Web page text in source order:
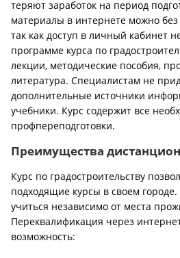
теряют заработок на период
материалы в интернете можно
так как доступ в личный кабинет
программе курса по
лекции, методические пособия,
литература. Специалистам не
дополнительные источники
учебники. Курс содержит все
профпереподготовки.
Преимущества
Курс по градостроительству
подходящие курсы в своем
учиться независимо от места
Переквалификация через
возможность: